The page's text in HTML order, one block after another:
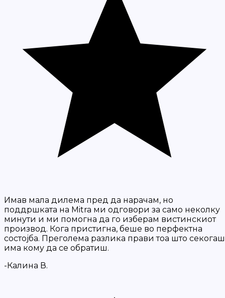
Имав мала дилема пред да нарачам, но
поддршката на Mitra ми одговори за само неколку
минути и ми помогна да го изберам вистинскиот
производ. Кога пристигна, беше во перфектна
состојба. Преголема разлика прави тоа што секогаш
има кому да се обратиш.
-Калина В.